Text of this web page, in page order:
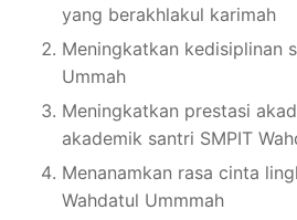
yang berakhlakul karimah
Meningkatkan kedisiplinan
Ummah
Meningkatkan prestasi
akademik santri SMPIT
Menanamkan rasa cinta
Wahdatul Ummmah